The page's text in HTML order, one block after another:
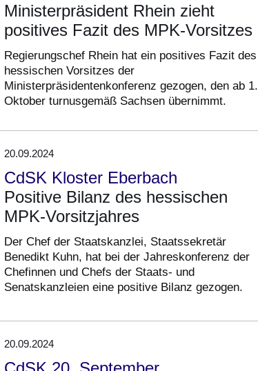
Ministerpräsident Rhein zieht
positives Fazit des MPK-Vorsitzes
Regierungschef Rhein hat ein positives Fazit des
hessischen Vorsitzes der
Ministerpräsidentenkonferenz gezogen, den ab 1.
Oktober turnusgemäß Sachsen übernimmt.
20.09.2024
CdSK Kloster Eberbach
Positive Bilanz des hessischen
MPK-Vorsitzjahres
Der Chef der Staatskanzlei, Staatssekretär
Benedikt Kuhn, hat bei der Jahreskonferenz der
Chefinnen und Chefs der Staats- und
Senatskanzleien eine positive Bilanz gezogen.
20.09.2024